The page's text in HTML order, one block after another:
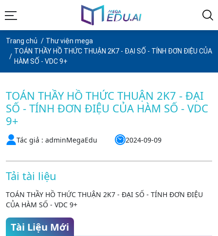
Trang chủ
Thư viện mega
TOÁN THẦY HỒ THỨC THUẬN 2K7 - ĐẠI SỐ - TÍNH ĐƠN ĐIỆU CỦA
HÀM SỐ - VDC 9+
TOÁN THẦY HỒ THỨC THUẬN 2K7 - ĐẠI
SỐ - TÍNH ĐƠN ĐIỆU CỦA HÀM SỐ - VDC
9+
Tác giả : adminMegaEdu 2024-09-09
Tải tài liệu
TOÁN THẦY HỒ THỨC THUẬN 2K7 - ĐẠI SỐ - TÍNH ĐƠN ĐIỆU
CỦA HÀM SỐ - VDC 9+
Tài Liệu Mới